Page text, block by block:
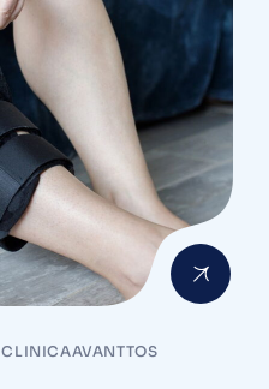
CLINICAAVANTTOS